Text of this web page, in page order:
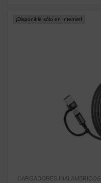
¡Disponible sólo en Internet!
CARGADORES INALAMBRICOS